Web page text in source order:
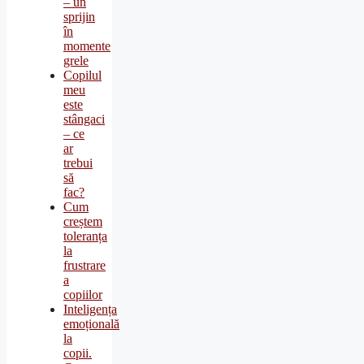
sprijin
în
momente
grele
Copilul
meu
este
stângaci
– ce
ar
trebui
să
fac?
Cum
creștem
toleranța
la
frustrare
a
copiilor
Inteligența
emoțională
la
copii.